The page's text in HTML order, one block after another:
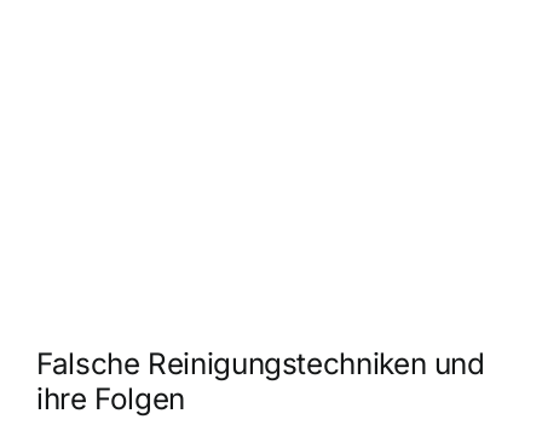
Falsche Reinigungstechniken und
ihre Folgen